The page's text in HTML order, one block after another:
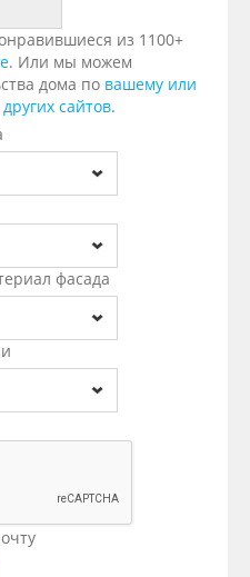
из 1100+
. Или мы можем
дома по вашему или
сайтов.
фасада